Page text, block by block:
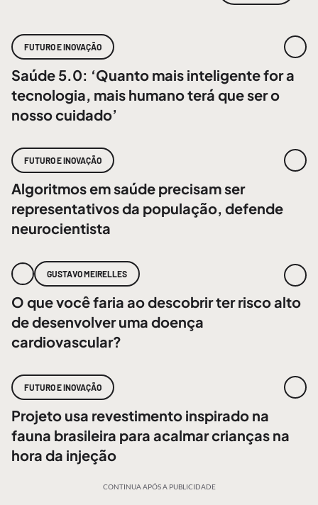
FUTURO E INOVAÇÃO
Saúde 5.0: ‘Quanto mais inteligente for a
tecnologia, mais humano terá que ser o
nosso cuidado’
FUTURO E INOVAÇÃO
Algoritmos em saúde precisam ser
representativos da população, defende
neurocientista
GUSTAVO MEIRELLES
O que você faria ao descobrir ter risco alto
de desenvolver uma doença
cardiovascular?
FUTURO E INOVAÇÃO
Projeto usa revestimento inspirado na
fauna brasileira para acalmar crianças na
hora da injeção
CONTINUA APÓS A PUBLICIDADE